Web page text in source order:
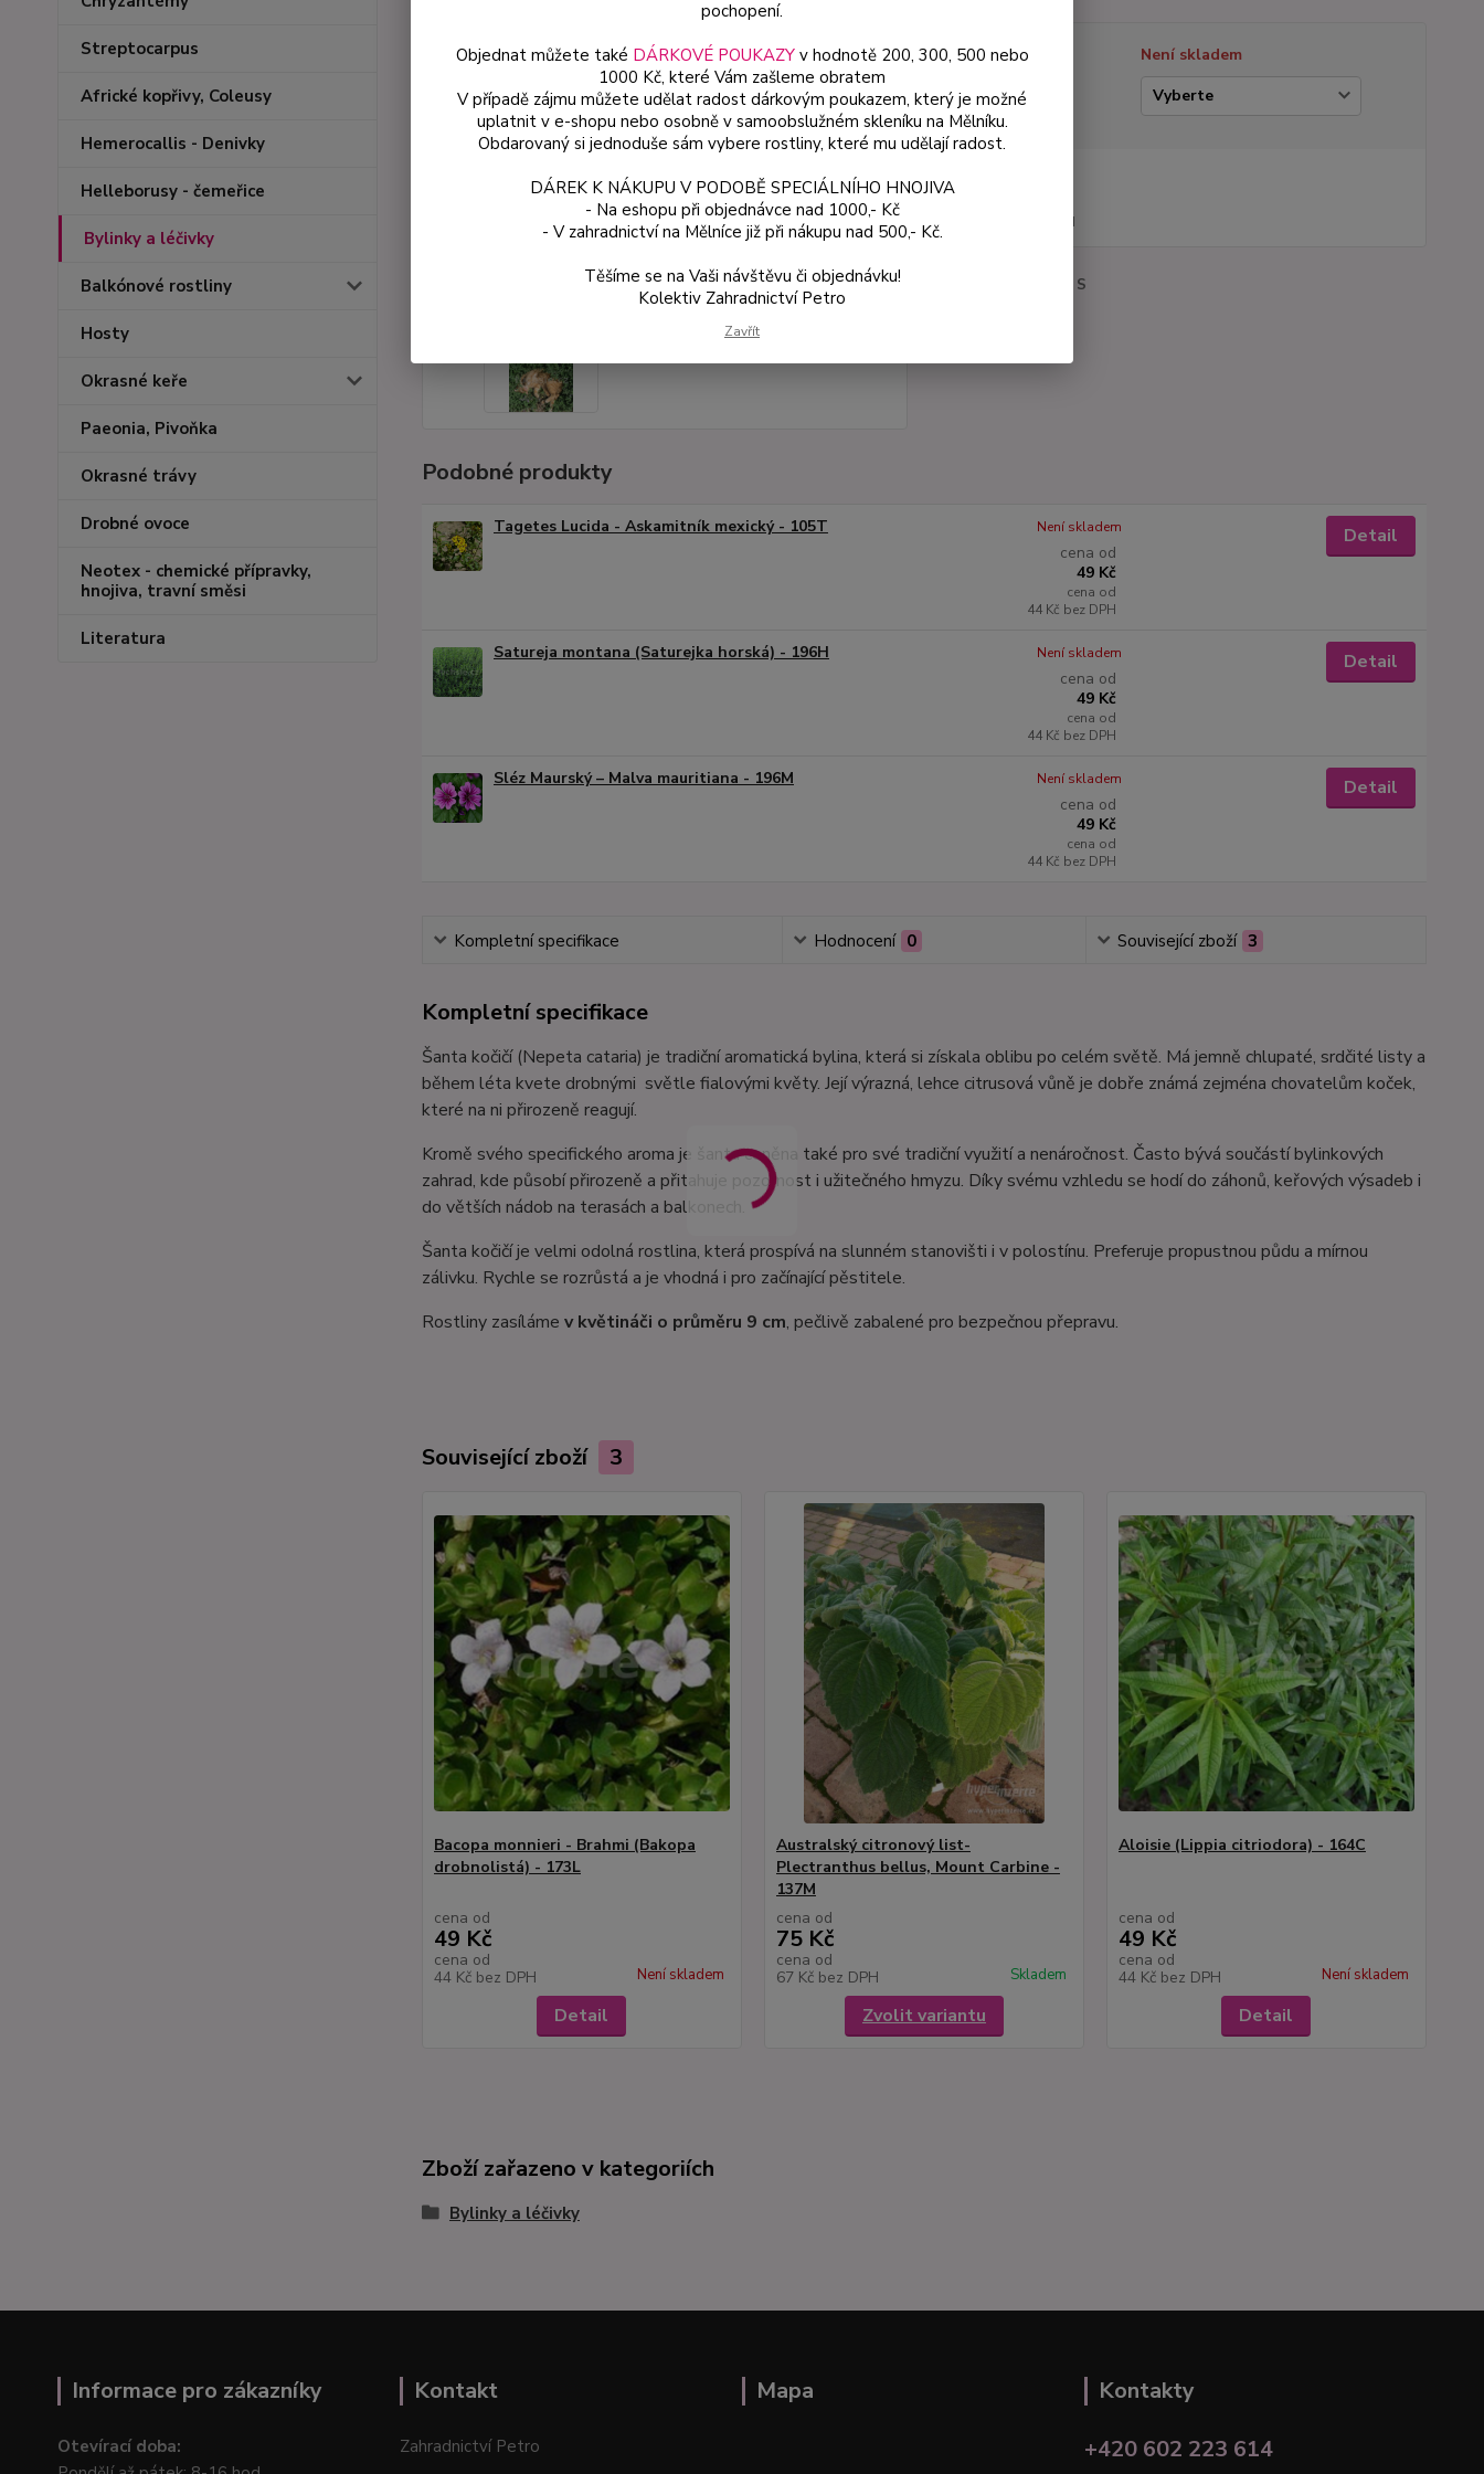
Streptocarpus
Africké kopřivy, Coleusy
Hemerocallis - Denivky
Helleborusy - čemeřice
Bylinky a léčivky
Balkónové rostliny
Hosty
Okrasné keře
Paeonia, Pivoňka
Okrasné trávy
Drobné ovoce
Neotex - chemické přípravky,
hnojiva, travní směsi
Literatura
Dostupnost
Není skladem
Varianta
bez DPH
196 S
Podobné produkty
Tagetes Lucida - Askamitník mexický - 105T
cena od
49 Kč
cena od
44 Kč bez DPH
Není skladem Detail
Satureja montana (Saturejka horská) - 196H
cena od
49 Kč
cena od
44 Kč bez DPH
Není skladem Detail
Sléz Maurský – Malva mauritiana - 196M
cena od
49 Kč
cena od
44 Kč bez DPH
Není skladem Detail
Kompletní specifikace Hodnocení 0 Související zboží 3
Kompletní specifikace
Šanta kočičí (Nepeta cataria) je tradiční aromatická bylina, která si získala oblibu po celém světě. Má jemně chlupaté, srdčité listy a
během léta kvete drobnými světle fialovými květy. Její výrazná, lehce citrusová vůně je dobře známá zejména chovatelům koček,
které na ni přirozeně reagují.
Kromě svého specifického aroma je šanta ceněna také pro své tradiční využití a nenáročnost. Často bývá součástí bylinkových
zahrad, kde působí přirozeně a přitahuje pozornost i užitečného hmyzu. Díky svému vzhledu se hodí do záhonů, keřových výsadeb i
do větších nádob na terasách a balkonech.
Šanta kočičí je velmi odolná rostlina, která prospívá na slunném stanovišti i v polostínu. Preferuje propustnou půdu a mírnou
zálivku. Rychle se rozrůstá a je vhodná i pro začínající pěstitele.
Rostliny zasíláme v květináči o průměru 9 cm, pečlivě zabalené pro bezpečnou přepravu.
Související zboží 3
Bacopa monnieri - Brahmi (Bakopa
drobnolistá) - 173L
cena od
49 Kč
cena od
44 Kč bez DPH Není skladem
Detail
Australský citronový list-
Plectranthus bellus, Mount Carbine -
137M
cena od
75 Kč
cena od
67 Kč bez DPH Skladem
Zvolit variantu
Aloisie (Lippia citriodora) - 164C
cena od
49 Kč
cena od
44 Kč bez DPH Není skladem
Detail
Zboží zařazeno v kategoriích
Bylinky a léčivky
Informace pro zákazníky
Otevírací doba:
Kontakt
Zahradnictví Petro
Mapa
Kontakty
+420 602 223 614
pochopení.
Objednat můžete také DÁRKOVÉ POUKAZYv hodnotě 200, 300, 500 nebo
1000 Kč, které Vám zašleme obratem
V případě zájmu můžete udělat radost dárkovým poukazem, který je možné
uplatnit v e-shopu nebo osobně v samoobslužném skleníku na Mělníku.
Obdarovaný si jednoduše sám vybere rostliny, které mu udělají radost.
DÁREK K NÁKUPU V PODOBĚ SPECIÁLNÍHO HNOJIVA
- Na eshopu při objednávce nad 1000,- Kč
- V zahradnictví na Mělníce již při nákupu nad 500,- Kč.
Těšíme se na Vaši návštěvu či objednávku!
Kolektiv Zahradnictví Petro
Zavřít